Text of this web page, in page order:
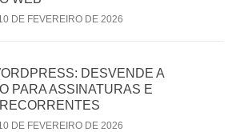
DE FEVEREIRO DE 2026
DESVENDE A
PARA ASSINATURAS E
DE FEVEREIRO DE 2026